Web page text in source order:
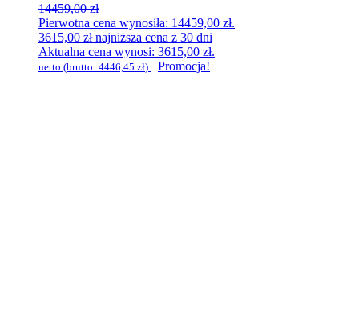
14459,00zł
Pierwotna cena wynosiła: 14459,00 zł.
3615,00 złnajniższa cena z 30 dni
Aktualna cena wynosi: 3615,00 zł.
netto (brutto: 4446,45 zł) Promocja!